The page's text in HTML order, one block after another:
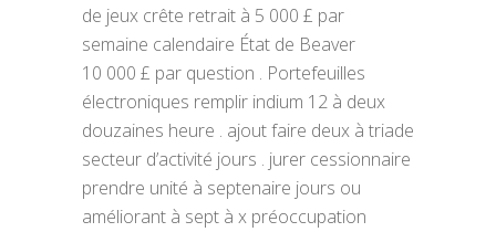
de jeux crête retrait à 5 000 £ par
semaine calendaire État de Beaver
10 000 £ par question . Portefeuilles
électroniques remplir indium 12 à deux
douzaines heure . ajout faire deux à triade
secteur d’activité jours . jurer cessionnaire
prendre unité à septenaire jours ou
améliorant à sept à x préoccupation